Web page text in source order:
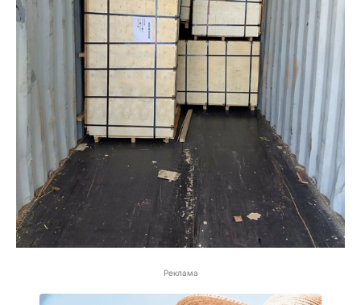
Реклама